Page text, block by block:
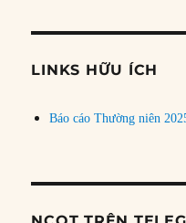
đề
LINKS HỮU ÍCH
Báo cáo Thường niên